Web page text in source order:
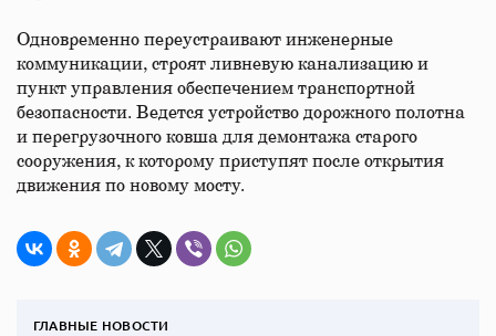
Одновременно переустраивают инженерные
коммуникации, строят ливневую канализацию и
пункт управления обеспечением транспортной
безопасности. Ведется устройство дорожного полотна
и перегрузочного ковша для демонтажа старого
сооружения, к которому приступят после открытия
движения по новому мосту.
ГЛАВНЫЕ НОВОСТИ